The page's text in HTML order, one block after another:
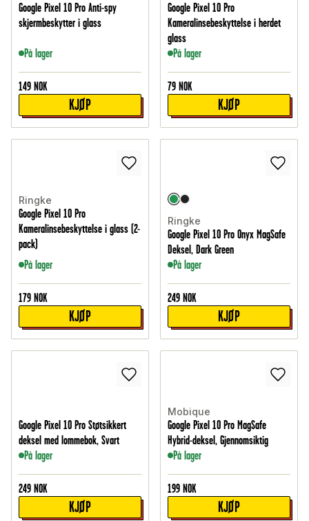
Google Pixel 10 Pro Anti-spy
skjermbeskytter i glass
På lager
149 NOK
KJØP
Google Pixel 10 Pro
Kameralinsebeskyttelse i herdet
glass
På lager
79 NOK
KJØP
Ringke
Google Pixel 10 Pro
Kameralinsebeskyttelse i glass (2-
pack)
På lager
179 NOK
KJØP
Ringke
Google Pixel 10 Pro Onyx MagSafe
Deksel, Dark Green
På lager
249 NOK
KJØP
Google Pixel 10 Pro Støtsikkert
deksel med lommebok, Svart
På lager
249 NOK
KJØP
Mobique
Google Pixel 10 Pro MagSafe
Hybrid-deksel, Gjennomsiktig
På lager
199 NOK
KJØP